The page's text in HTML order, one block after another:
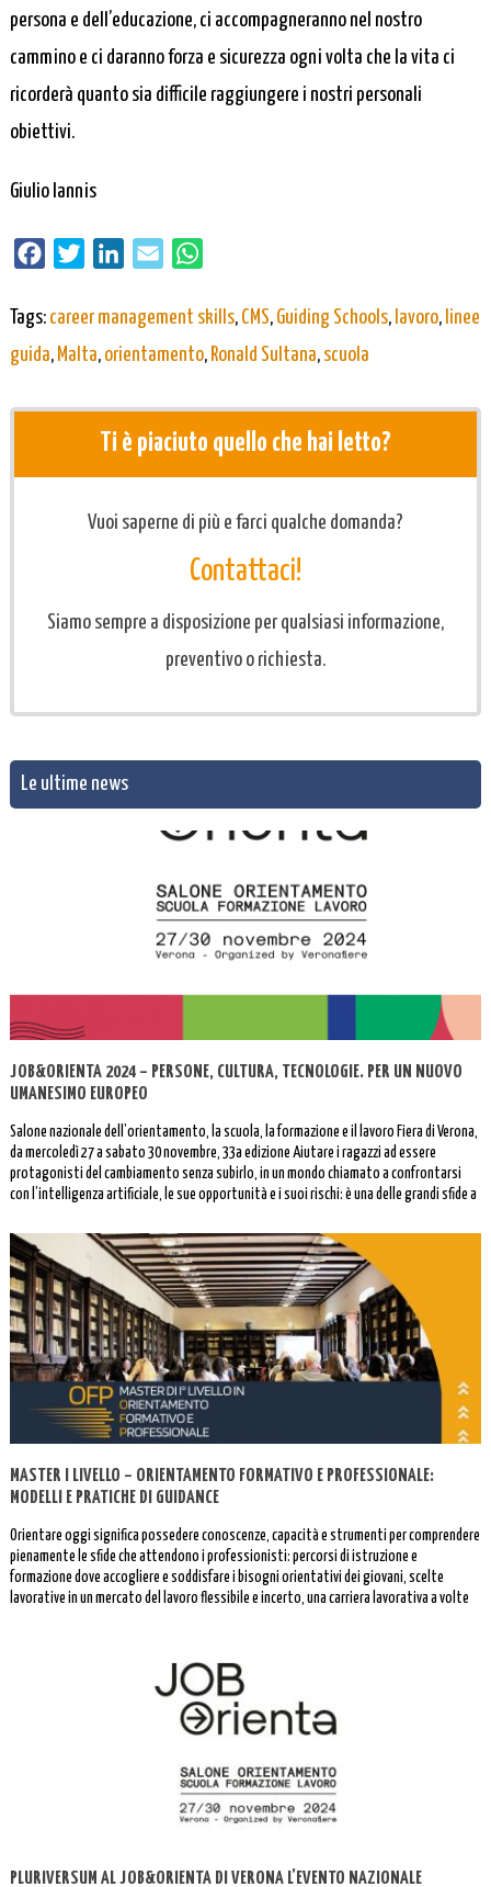
persona e dell’educazione, ci accompagneranno nel nostro
cammino e ci daranno forza e sicurezza ogni volta che la vita ci
ricorderà quanto sia difficile raggiungere i nostri personali
obiettivi.
Giulio Iannis
FacebookTwitter LinkedIn Email
Tags: career management skills, CMS, Guiding Schools, lavoro, linee
guida, Malta, orientamento, Ronald Sultana, scuola
Le ultime news
JOB&ORIENTA 2024 – PERSONE, CULTURA, TECNOLOGIE. PER UN NUOVO
UMANESIMO EUROPEO
Salone nazionale dell’orientamento, la scuola, la formazione e il lavoro Fiera di Verona,
da mercoledì 27 a sabato 30 novembre, 33a edizione Aiutare i ragazzi ad essere
protagonisti del cambiamento senza subirlo, in un mondo chiamato a confrontarsi
con l’intelligenza artificiale, le sue opportunità e i suoi rischi: è una delle grandi sfide a
MASTER I LIVELLO – ORIENTAMENTO FORMATIVO E PROFESSIONALE:
MODELLI E PRATICHE DI GUIDANCE
Orientare oggi significa possedere conoscenze, capacità e strumenti per comprendere
pienamente le sfide che attendono i professionisti: percorsi di istruzione e
formazione dove accogliere e soddisfare i bisogni orientativi dei giovani, scelte
lavorative in un mercato del lavoro flessibile e incerto, una carriera lavorativa a volte
PLURIVERSUM AL JOB&ORIENTA DI VERONA L’EVENTO NAZIONALE
Ti è piaciuto quello che hai letto?
Vuoi saperne di più e farci qualche domanda?
Contattaci!
Siamo sempre a disposizione per qualsiasi informazione,
preventivo o richiesta.